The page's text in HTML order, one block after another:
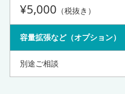
¥5,000 （税抜き ）
容量拡張など（オプション）
別途ご相談